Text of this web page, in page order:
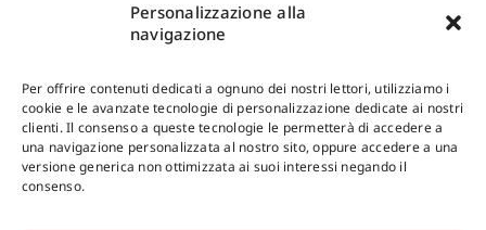
Personalizzazione alla
navigazione
Per offrire contenuti dedicati a ognuno dei nostri lettori, utilizziamo i
cookie e le avanzate tecnologie di personalizzazione dedicate ai nostri
clienti. Il consenso a queste tecnologie le permetterà di accedere a
una navigazione personalizzata al nostro sito, oppure accedere a una
versione generica non ottimizzata ai suoi interessi negando il
consenso.
Shop Gangemi Editore-Pagamenti Sicuri e anche Rateali